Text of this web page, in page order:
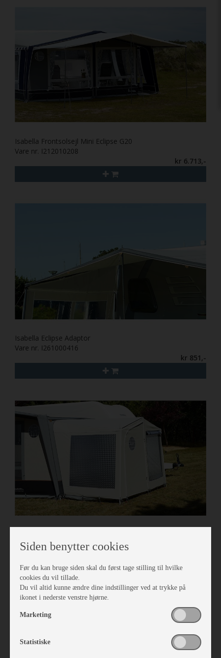
Isabella Frontsolsejl Mini Eclipse G20
Vare nr. I212010208
kr 6.713,-
Isabella Eclipse Adaptor
Vare nr. I261000416
kr 851,-
Vare nr. I403812509
Siden benytter cookies
Før du kan bruge siden skal du først tage stilling til hvilke
cookies du vil tillade.
Du vil altid kunne ændre dine indstillinger ved at trykke på
ikonet i nederste venstre hjørne.
Marketing
Statistiske